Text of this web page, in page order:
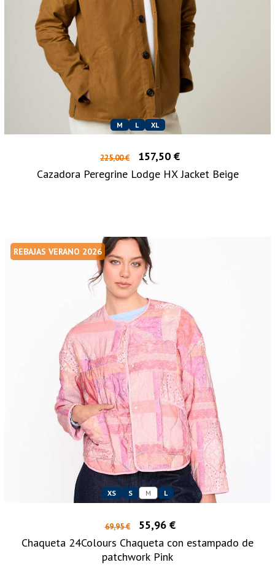
M L XL
225,00 €
157,50 €
Cazadora Peregrine Lodge HX Jacket Beige
REBAJAS VERANO 2026
XS S M L
69,95 €
55,96 €
Chaqueta 24Colours Chaqueta con estampado de
patchwork Pink